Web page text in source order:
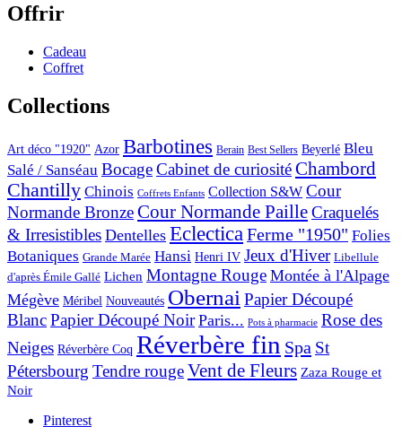
Offrir
Cadeau
Coffret
Collections
Art déco "1920" Azor Barbotines Berain Best Sellers Beyerlé Bleu
Salé / Sanséau BocageCabinet de curiositéChambord
Chantilly Chinois Coffrets Enfants Collection S&W Cour
Normande BronzeCour Normande PailleCraquelés
& Irresistibles Dentelles EclecticaFerme "1950" Folies
Botaniques Grande Marée Hansi Henri IV Jeux d'Hiver Libellule
d'après Émile Gallé Lichen Montagne Rouge Montée à l'Alpage
Mégève Méribel Nouveautés ObernaiPapier Découpé
BlancPapier Découpé Noir Paris... Pots à pharmacie Rose des
Neiges Réverbère Coq Réverbère fin Spa St
Pétersbourg Tendre rougeVent de Fleurs Zaza Rouge et
Noir
Pinterest